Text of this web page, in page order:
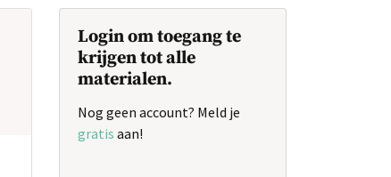
Login om toegang te
krijgen tot alle
materialen.
Nog geen account? Meld je
gratis aan!